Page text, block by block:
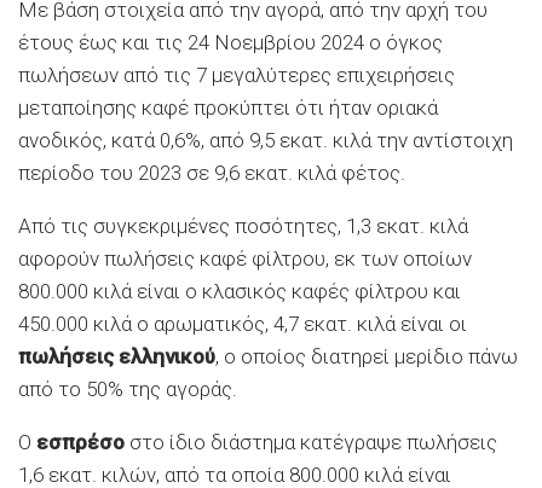
Με βάση στοιχεία από την αγορά, από την αρχή του
έτους έως και τις 24 Νοεμβρίου 2024 ο όγκος
πωλήσεων από τις 7 μεγαλύτερες επιχειρήσεις
μεταποίησης καφέ προκύπτει ότι ήταν οριακά
ανοδικός, κατά 0,6%, από 9,5 εκατ. κιλά την αντίστοιχη
περίοδο του 2023 σε 9,6 εκατ. κιλά φέτος.
Από τις συγκεκριμένες ποσότητες, 1,3 εκατ. κιλά
αφορούν πωλήσεις καφέ φίλτρου, εκ των οποίων
800.000 κιλά είναι ο κλασικός καφές φίλτρου και
450.000 κιλά ο αρωματικός, 4,7 εκατ. κιλά είναι οι
πωλήσεις ελληνικού, ο οποίος διατηρεί μερίδιο πάνω
από το 50% της αγοράς.
Ο εσπρέσο στο ίδιο διάστημα κατέγραψε πωλήσεις
1,6 εκατ. κιλών, από τα οποία 800.000 κιλά είναι